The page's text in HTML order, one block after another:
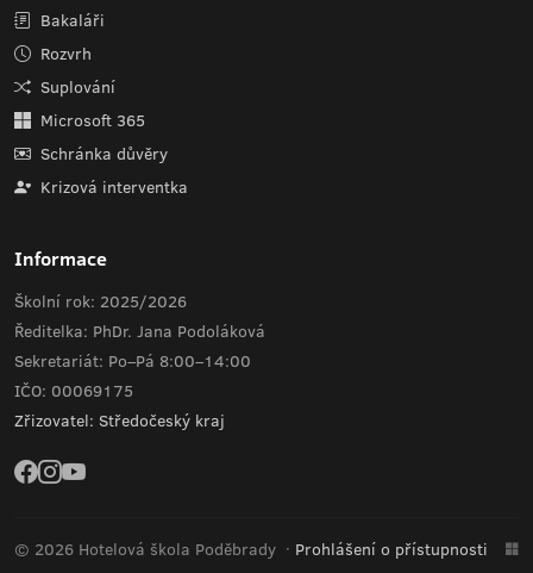
Bakaláři
Rozvrh
Suplování
Microsoft 365
Schránka důvěry
Krizová interventka
Informace
Školní rok: 2025/2026
Ředitelka: PhDr. Jana Podoláková
Sekretariát: Po–Pá 8:00–14:00
IČO: 00069175
Zřizovatel: Středočeský kraj
© 2026 Hotelová škola Poděbrady · Prohlášení o přístupnosti